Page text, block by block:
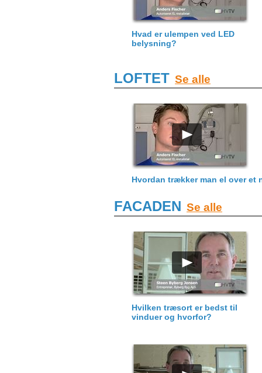
Hvad er ulempen ved LED
belysning?
LOFTET Se alle
Hvordan trækker man el over et
FACADEN Se alle
Hvilken træsort er bedst til
vinduer og hvorfor?